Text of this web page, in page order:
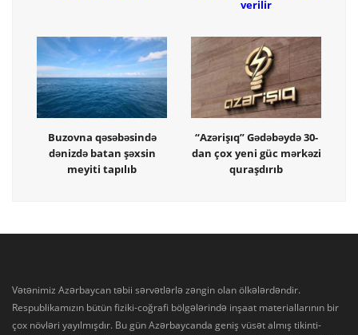
verilir
Buzovna qəsəbəsində
dənizdə batan şəxsin
meyiti tapılıb
“Azərişıq” Gədəbəydə 30-
dan çox yeni güc mərkəzi
quraşdırıb
Vətənimiz Azərbaycan təbii sərvətlərlə zəngin olan ölkələrdəndir.
Respublikamızın bütün fiziki-coğrafi bölgələrində inşaat materiallarının bir
çox növləri yayılmışdır. Bu gün Azərbaycanda geniş vüsət almış tikinti-